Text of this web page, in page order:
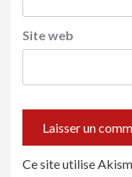
Site web
Ce site utilise